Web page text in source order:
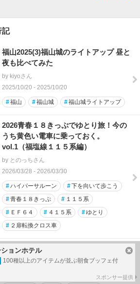
記
福山2025(3)福山城のライトアップ 昼と
夜も比べてみた
by kiyoさん
2025/10/20 - 2025/10/20
#福山 #福山城 #福山城ライトアップ
2026青春１８きっぷでゆとり旅！今の
うち黄色い電車に乗っておく。
vol.1（福塩線１１５系編）
by とのっちさん
2026/03/28 - 2026/03/30
#ハイパーサルーン #下を向いて歩こう
#青春１８きっぷ # １１５系
# ＥＦ６４ # ４１５系 #ゆとり
# ２扉転換クロス車
福山2025(2)鬼門を守護する「艮神社」
by kiyoさん
ョンホテル
100種以上のアイテムが並ぶ朝食ブッフェ付
スポンサー提供